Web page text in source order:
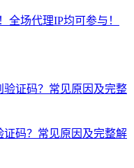
全场代理IP均可参与！
证码？常见原因及完整解